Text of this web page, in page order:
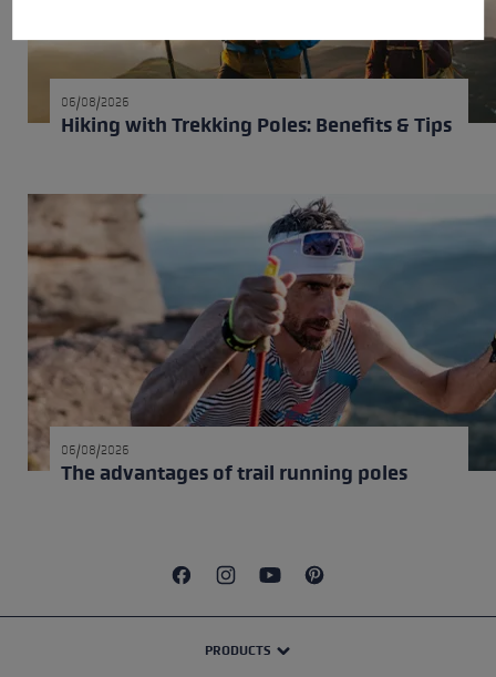
06/08/2026
Hiking with Trekking Poles: Benefits & Tips
06/08/2026
The advantages of trail running poles
PRODUCTS